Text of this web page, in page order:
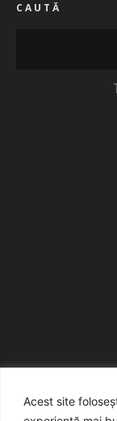
Acest site
CAUTĂ